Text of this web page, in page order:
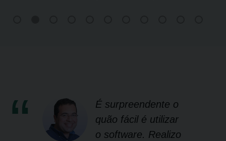
É surpreendente o
quão fácil é utilizar
o software. Realizo